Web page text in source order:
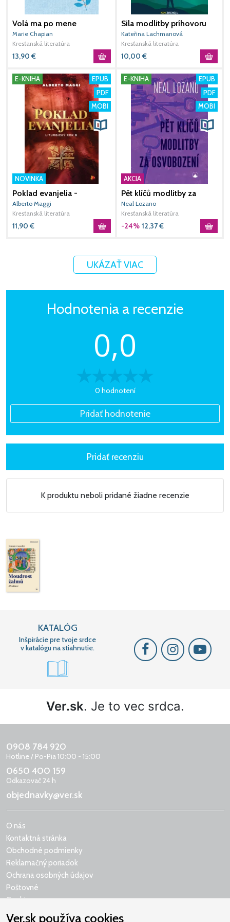
Volá ma po mene
Marie Chapian
Kresťanská literatúra
13,90 €
Sila modlitby príhovoru
Kateřina Lachmanová
Kresťanská literatúra
10,00 €
NOVINKA
E-KNIHA
EPUB
PDF
MOBI
Poklad evanjelia -
Liturgický rok B
Alberto Maggi
Kresťanská literatúra
11,90 €
AKCIA
E-KNIHA
EPUB
PDF
MOBI
Pět klíčů modlitby za
osvobození
Neal Lozano
Kresťanská literatúra
-24% 12,37€
UKÁZAŤ VIAC
Hodnotenia a recenzie
0,0
0 hodnotení
K produktu neboli pridané žiadne recenzie
KATALÓG
Inšpirácie pre tvoje srdce
v katalógu na stiahnutie.
Ver.sk. Je to vec srdca.
0908 784 920
Hotline / Po-Pia 10:00 - 15:00
0650 400 159
Odkazovač 24 h
objednavky@ver.sk
O nás
Kontaktná stránka
Obchodné podmienky
Reklamačný poriadok
Ochrana osobných údajov
Poštovné
Cookies
Ver.sk používa cookies